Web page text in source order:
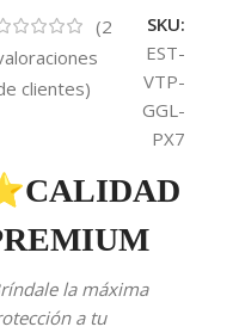
(2
clientes)
SKU:
EST-
VTP-
GGL-
PX7
la máxima
a tu